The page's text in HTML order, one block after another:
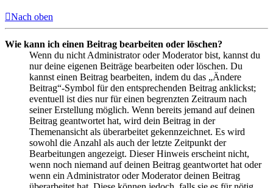
Nach oben
Wie kann ich einen Beitrag bearbeiten oder löschen?
Wenn du nicht Administrator oder Moderator bist, kannst du
nur deine eigenen Beiträge bearbeiten oder löschen. Du
kannst einen Beitrag bearbeiten, indem du das „Ändere
Beitrag“-Symbol für den entsprechenden Beitrag anklickst;
eventuell ist dies nur für einen begrenzten Zeitraum nach
seiner Erstellung möglich. Wenn bereits jemand auf deinen
Beitrag geantwortet hat, wird dein Beitrag in der
Themenansicht als überarbeitet gekennzeichnet. Es wird
sowohl die Anzahl als auch der letzte Zeitpunkt der
Bearbeitungen angezeigt. Dieser Hinweis erscheint nicht,
wenn noch niemand auf deinen Beitrag geantwortet hat oder
wenn ein Administrator oder Moderator deinen Beitrag